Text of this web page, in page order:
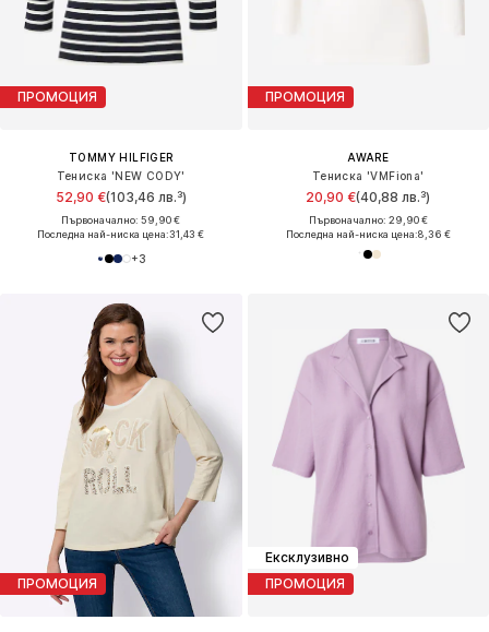
ПРОМОЦИЯ
TOMMY HILFIGER
Тениска 'NEW CODY'
52,90 €(103,46 лв.³)
Първоначално: 59,90 €
Последна най-ниска цена:31,43 €
+3
ПРОМОЦИЯ
AWARE
Тениска 'VMFiona'
20,90 €(40,88 лв.³)
Първоначално: 29,90 €
Последна най-ниска цена:8,36 €
ПРОМОЦИЯ
Ексклузивно
ПРОМОЦИЯ